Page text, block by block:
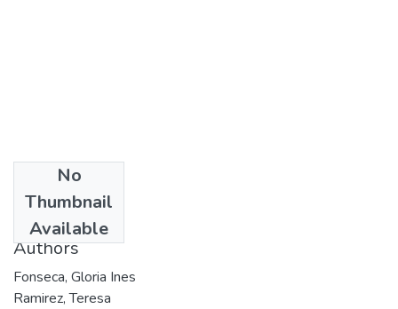
No
Thumbnail
Available
1991
Authors
Fonseca, Gloria Ines
Ramirez, Teresa